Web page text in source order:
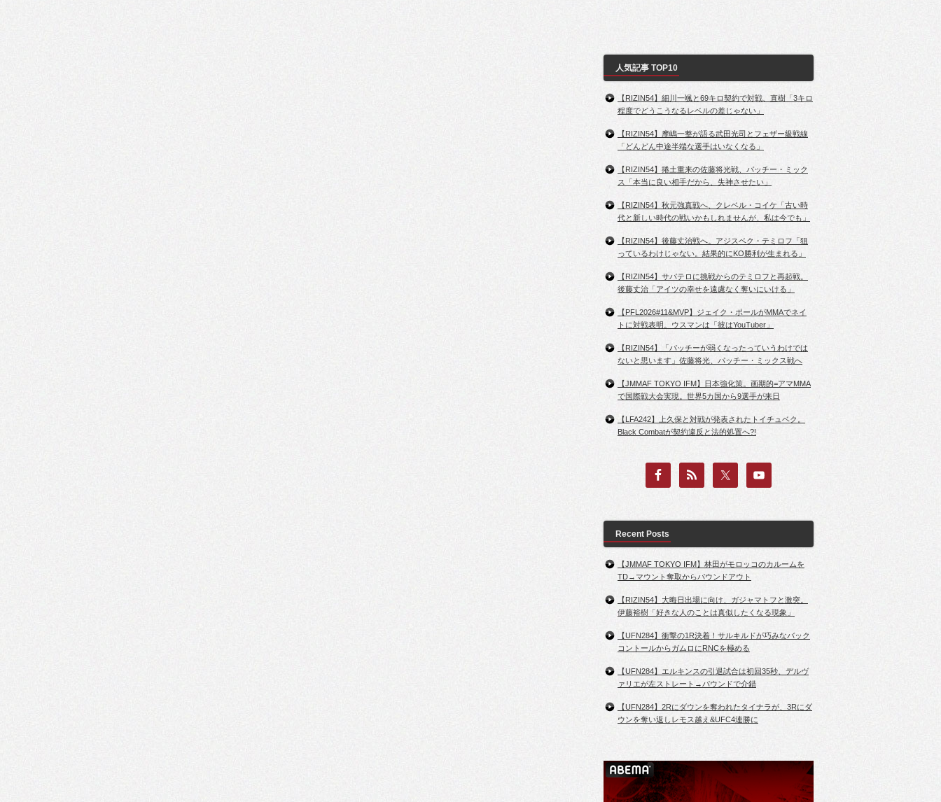
人気記事 TOP10
【RIZIN54】細川一颯と69キロ契約で対戦、直樹「3キロ
程度でどうこうなるレベルの差じゃない」
【RIZIN54】摩嶋一整が語る武田光司とフェザー級戦線
「どんどん中途半端な選手はいなくなる」
【RIZIN54】捲土重来の佐藤将光戦、パッチー・ミック
ス「本当に良い相手だから、失神させたい」
【RIZIN54】秋元強真戦へ、クレベル・コイケ「古い時
代と新しい時代の戦いかもしれませんが、私は今でも」
【RIZIN54】後藤丈治戦へ。アジスベク・テミロフ「狙
っているわけじゃない。結果的にKO勝利が生まれる」
【RIZIN54】サバテロに挑戦からのテミロフと再起戦。
後藤丈治「アイツの幸せを遠慮なく奪いにいける」
【PFL2026#11&MVP】ジェイク・ポールがMMAでネイ
トに対戦表明。ウスマンは「彼はYouTuber」
【RIZIN54】「パッチーが弱くなったっていうわけでは
ないと思います」佐藤将光、パッチー・ミックス戦へ
【JMMAF TOKYO IFM】日本強化策。画期的=アマMMA
で国際戦大会実現。世界5カ国から9選手が来日
【LFA242】上久保と対戦が発表されたトイチュベク。
Black Combatが契約違反と法的処置へ?!
Recent Posts
【JMMAF TOKYO IFM】林田がモロッコのカルームを
TD→マウント奪取からパウンドアウト
【RIZIN54】大晦日出場に向け、ガジャマトフと激突。
伊藤裕樹「好きな人のことは真似したくなる現象」
【UFN284】衝撃の1R決着！サルキルドが巧みなバック
コントールからガムロにRNCを極める
【UFN284】エルキンスの引退試合は初回35秒、デルヴ
ァリエが左ストレート→パウンドで介錯
【UFN284】2Rにダウンを奪われたタイナラが、3Rにダ
ウンを奪い返しレモス越え&UFC4連勝に